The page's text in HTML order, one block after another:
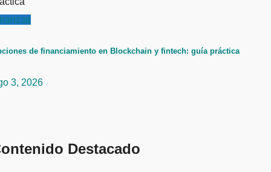
de financiamiento en Blockchain y fintech: guía práctica
3, 2026
Destacado